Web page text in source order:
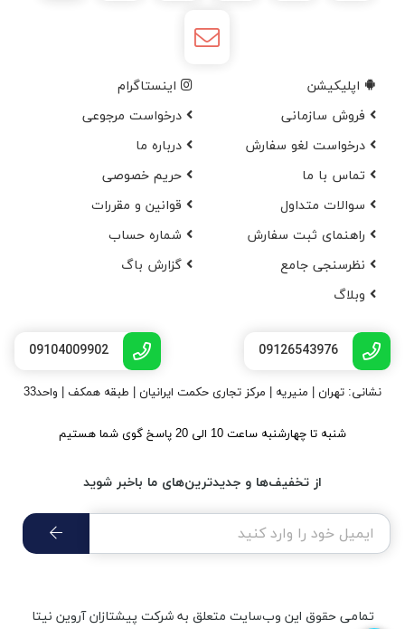
اپلیکیشن
اینستاگرام
فروش سازمانی
درخواست مرجوعی
درخواست لغو سفارش
در‌باره ما
تماس با ما
حریم خصوصی
سوالات متداول
قوانین و مقررات
راهنمای ثبت سفارش
شماره حساب
نظرسنجی جامع
گزارش باگ
وبلاگ
09126543976
09104009902
نشانی: تهران | منیریه | مرکز تجاری حکمت ایرانیان | طبقه همکف | واحد33
شنبه تا چهارشنبه ساعت 10 الی 20 پاسخ گوی شما هستیم
از تخفیف‌ها و جدیدترین‌های ما باخبر شوید
تمامی حقوق اين وب‌سايت متعلق به شرکت پیشتازان آروین نیتا